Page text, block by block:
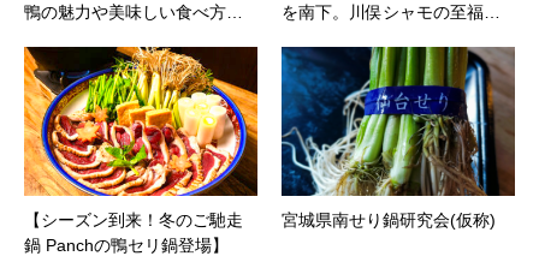
鴨の魅力や美味しい食べ方…
を南下。川俣シャモの至福…
【シーズン到来！冬のご馳走
鍋 Panchの鴨セリ鍋登場】
宮城県南せり鍋研究会(仮称)